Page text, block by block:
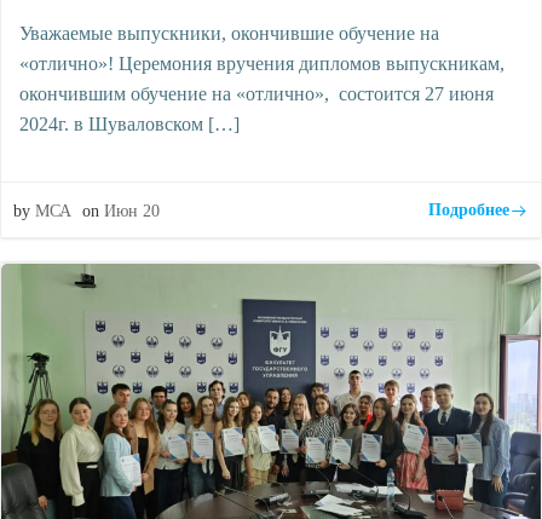
Уважаемые выпускники, окончившие обучение на
«отлично»! Церемония вручения дипломов выпускникам,
окончившим обучение на «отлично», состоится 27 июня
2024г. в Шуваловском […]
by МСА on Июн 20 Подробнее